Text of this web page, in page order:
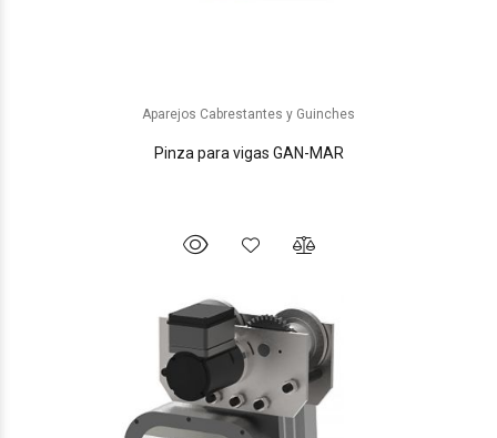
Aparejos Cabrestantes y Guinches
Pinza para vigas GAN-MAR